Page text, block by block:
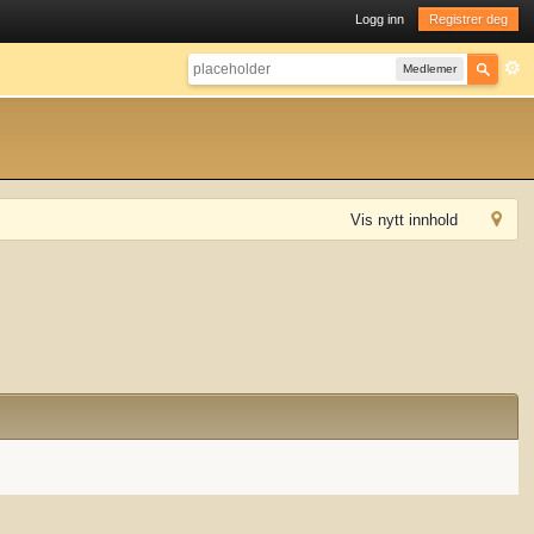
Logg inn Registrer deg
Medlemer
Vis nytt innhold